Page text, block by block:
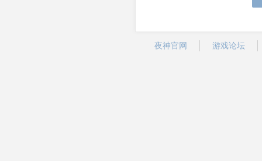
夜神官网 游戏论坛